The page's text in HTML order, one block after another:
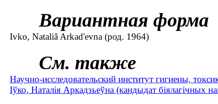
Вариантная форма
Ivko, Nataliâ Arkad'evna (род. 1964)
См. также
Научно-исследовательский институт гигиены,
Іўко, Наталія Аркадзьеўна (кандыдат біялагічных